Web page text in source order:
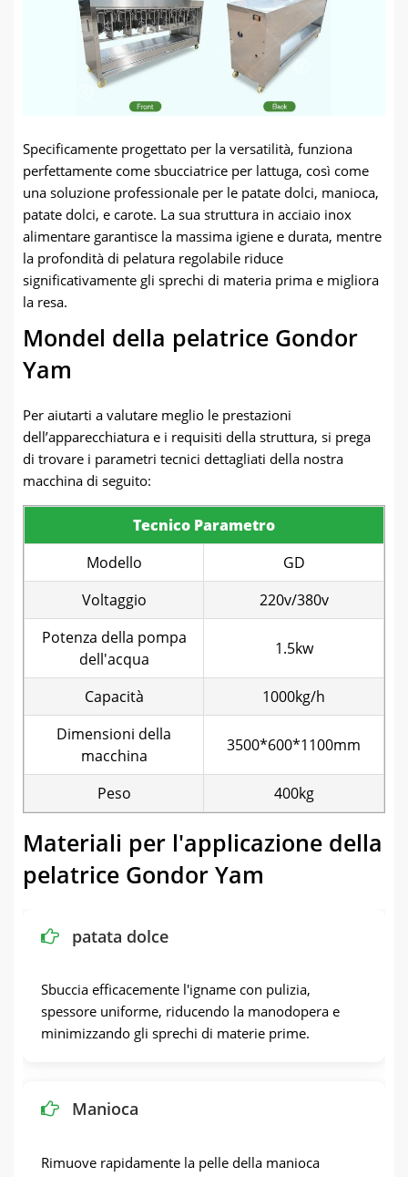
Specificamente progettato per la versatilità, funziona
perfettamente come sbucciatrice per lattuga, così come
una soluzione professionale per le patate dolci, manioca,
patate dolci, e carote. La sua struttura in acciaio inox
alimentare garantisce la massima igiene e durata, mentre
la profondità di pelatura regolabile riduce
significativamente gli sprechi di materia prima e migliora
la resa.
Mondel della pelatrice Gondor
Yam
Per aiutarti a valutare meglio le prestazioni
dell’apparecchiatura e i requisiti della struttura, si prega
di trovare i parametri tecnici dettagliati della nostra
macchina di seguito:
Tecnico Parametro
Modello
GD
Voltaggio
220v/380v
Potenza della pompa
dell'acqua
1.5kw
Capacità
1000kg/h
Dimensioni della
macchina
3500*600*1100mm
Peso 400kg
Materiali per l'applicazione della
pelatrice Gondor Yam
patata dolce
Sbuccia efficacemente l'igname con pulizia,
spessore uniforme, riducendo la manodopera e
minimizzando gli sprechi di materie prime.
Manioca
Rimuove rapidamente la pelle della manioca